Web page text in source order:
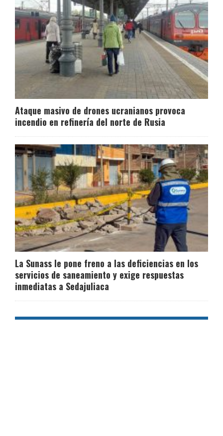
Ataque masivo de drones ucranianos provoca
incendio en refinería del norte de Rusia
La Sunass le pone freno a las deficiencias en los
servicios de saneamiento y exige respuestas
inmediatas a Sedajuliaca